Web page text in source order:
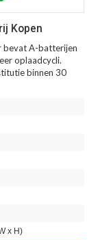
Kopen
bevat A-batterijen
oplaadcycli.
binnen 30
x H)